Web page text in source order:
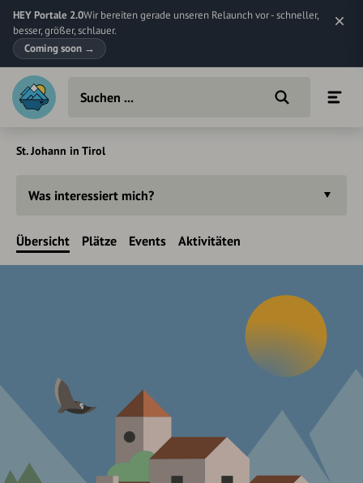
HEY Portale 2.0Wir bereiten gerade unseren Relaunch vor - schneller,
besser, größer, schlauer.
Coming soon →
St. Johann in Tirol
Was interessiert mich?
Übersicht Plätze Events Aktivitäten